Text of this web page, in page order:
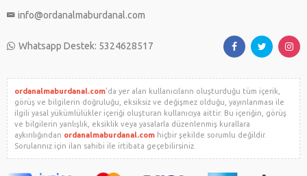
info@ordanalmaburdanal.com
Whatsapp Destek: 5324628517
ordanalmaburdanal.com'da yer alan kullanıcıların oluşturduğu tüm içerik,
görüş ve bilgilerin doğruluğu, eksiksiz ve değişmez olduğu, yayınlanması ile
ilgili yasal yükümlülükler içeriği oluşturan kullanıcıya aittir. Bu içeriğin, görüş
ve bilgilerin yanlışlık, eksiklik veya yasalarla düzenlenmiş kurallara
aykırılığından ordanalmaburdanal.com hiçbir şekilde sorumlu değildir.
Sorularınız için ilan sahibi ile irtibata geçebilirsiniz.